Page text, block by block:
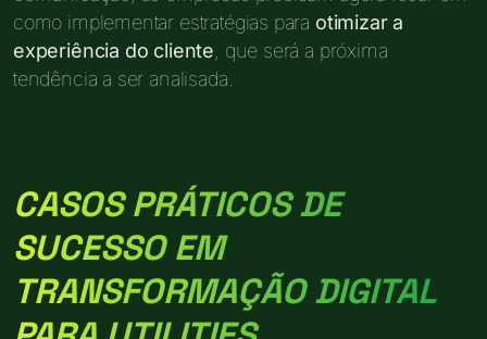
como implementar estratégias para otimizar a
experiência do cliente, que será a próxima
tendência a ser analisada.
CASOS PRÁTICOS DE
SUCESSO EM
TRANSFORMAÇÃO DIGITAL